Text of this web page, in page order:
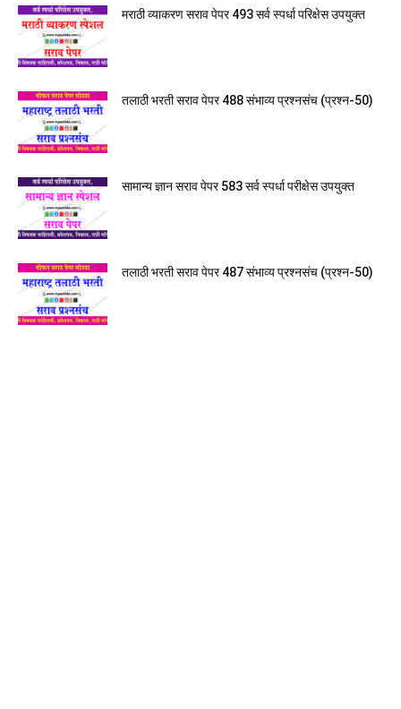
मराठी व्याकरण सराव पेपर 493 सर्व स्पर्धा परिक्षेस उपयुक्त
तलाठी भरती सराव पेपर 488 संभाव्य प्रश्नसंच (प्रश्न-50)
सामान्य ज्ञान सराव पेपर 583 सर्व स्पर्धा परीक्षेस उपयुक्त
तलाठी भरती सराव पेपर 487 संभाव्य प्रश्नसंच (प्रश्न-50)